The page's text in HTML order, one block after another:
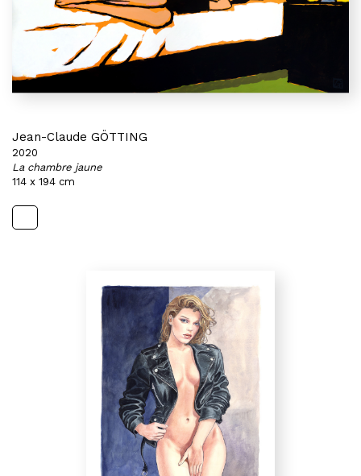
Jean-Claude GÖTTING
2020
La chambre jaune
114 x 194 cm